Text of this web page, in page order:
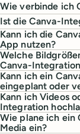
Wie verbinde ich
Ist die Canva-
Kann ich die
App nutzen?
Welche
Canva-
Kann ich ein
eingeplant oder
Kann ich Videos
Integration
Wie plane ich ein
Media ein?